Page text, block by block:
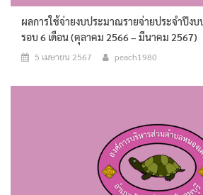
ผลการใช้จ่ายงบประมาณรายจ่ายประจำปีง
รอบ 6 เดือน (ตุลาคม 2566 – มีนาคม 2567)
5 เมษายน 2567 peach1980